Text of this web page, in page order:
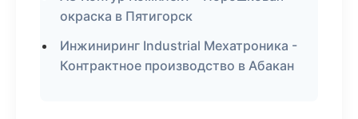
окраска в Пятигорск
Инжиниринг Industrial Мехатроника -
Контрактное производство в Абакан